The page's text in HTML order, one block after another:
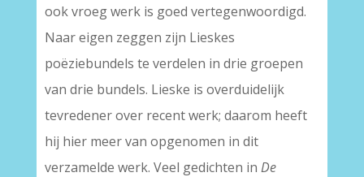
ook vroeg werk is goed vertegenwoordigd.
Naar eigen zeggen zijn Lieskes
poëziebundels te verdelen in drie groepen
van drie bundels. Lieske is overduidelijk
tevredener over recent werk; daarom heeft
hij hier meer van opgenomen in dit
verzamelde werk. Veel gedichten in De